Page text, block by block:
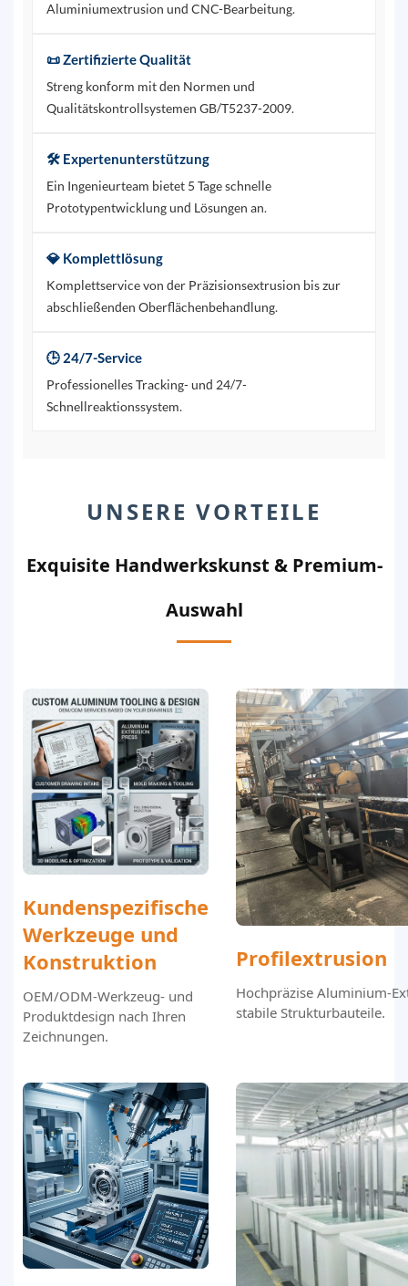
Aluminiumextrusion und CNC-Bearbeitung.
📜 Zertifizierte Qualität
Streng konform mit den Normen und
Qualitätskontrollsystemen GB/T5237-2009.
🛠️ Expertenunterstützung
Ein Ingenieurteam bietet 5 Tage schnelle
Prototypentwicklung und Lösungen an.
💎 Komplettlösung
Komplettservice von der Präzisionsextrusion bis zur
abschließenden Oberflächenbehandlung.
🕒 24/7-Service
Professionelles Tracking- und 24/7-
Schnellreaktionssystem.
UNSERE VORTEILE
Exquisite Handwerkskunst & Premium-
Auswahl
Kundenspezifische
Werkzeuge und
Konstruktion
OEM/ODM-Werkzeug- und
Produktdesign nach Ihren
Zeichnungen.
Profilextrusion
Hochpräzise Aluminium-
stabile Strukturbauteile.